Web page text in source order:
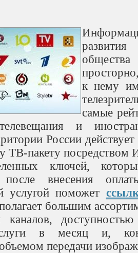
к нему
самые
и
России
ТВ-пакету посредством
ключей,
после внесения
услугой поможет
большим
каналов,
в месяц и,
передачи